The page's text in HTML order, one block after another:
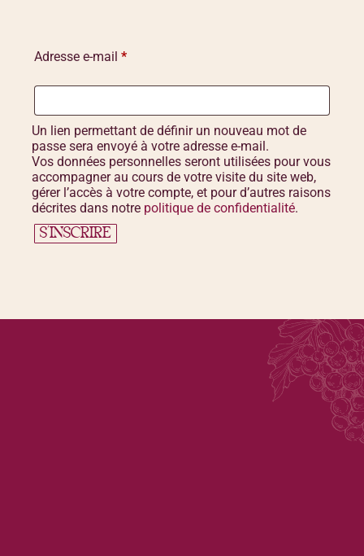
Adresse e-mail *
Un lien permettant de définir un nouveau mot de
passe sera envoyé à votre adresse e-mail.
Vos données personnelles seront utilisées pour vous
accompagner au cours de votre visite du site web,
gérer l’accès à votre compte, et pour d’autres raisons
décrites dans notre politique de confidentialité.
S’INSCRIRE